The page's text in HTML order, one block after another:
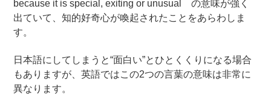
because it is special, exiting or unusual の意味が強く
出ていて、知的好奇心が喚起されたことをあらわしま
す。
日本語にしてしまうと“面白い”とひとくくりになる場合
もありますが、英語ではこの2つの言葉の意味は非常に
異なります。